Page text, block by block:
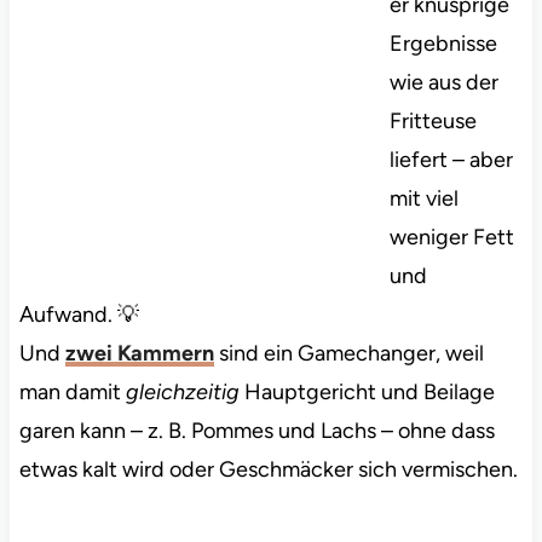
Ergebnisse
wie aus der
Fritteuse
liefert – aber
mit viel
weniger Fett
und
Aufwand. 💡
Und zwei Kammernsind ein Gamechanger, weil
man damit gleichzeitig Hauptgericht und Beilage
garen kann – z. B. Pommes und Lachs – ohne dass
etwas kalt wird oder Geschmäcker sich vermischen.